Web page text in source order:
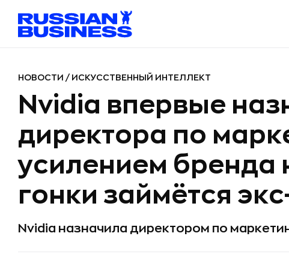
НОВОСТИ / ИСКУССТВЕННЫЙ ИНТЕЛЛЕКТ
Nvidia впервые
директора по
усилением бренда
гонки займётся
Nvidia назначила директором по